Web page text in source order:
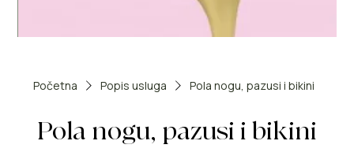
Početna Popis usluga Pola nogu, pazusi i bikini
Pola nogu, pazusi i bikini